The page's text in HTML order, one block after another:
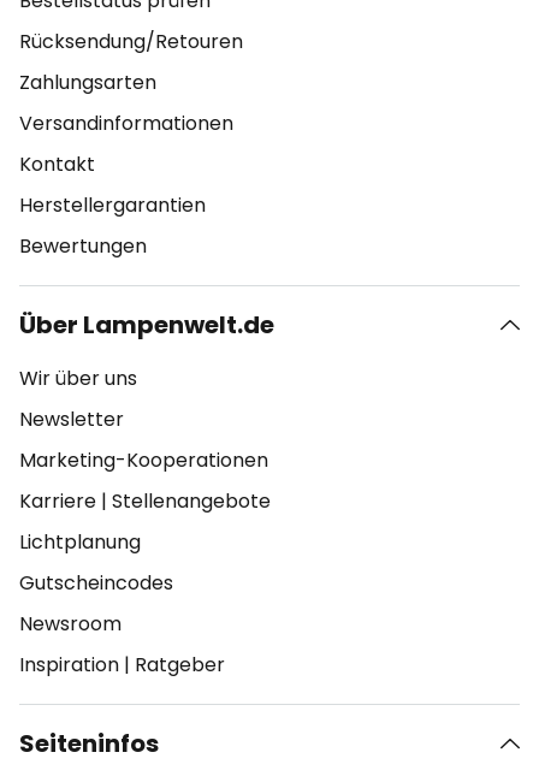
Rücksendung/Retouren
Zahlungsarten
Versandinformationen
Kontakt
Herstellergarantien
Bewertungen
Über Lampenwelt.de
Wir über uns
Newsletter
Marketing-Kooperationen
Karriere | Stellenangebote
Lichtplanung
Gutscheincodes
Newsroom
Inspiration | Ratgeber
Seiteninfos